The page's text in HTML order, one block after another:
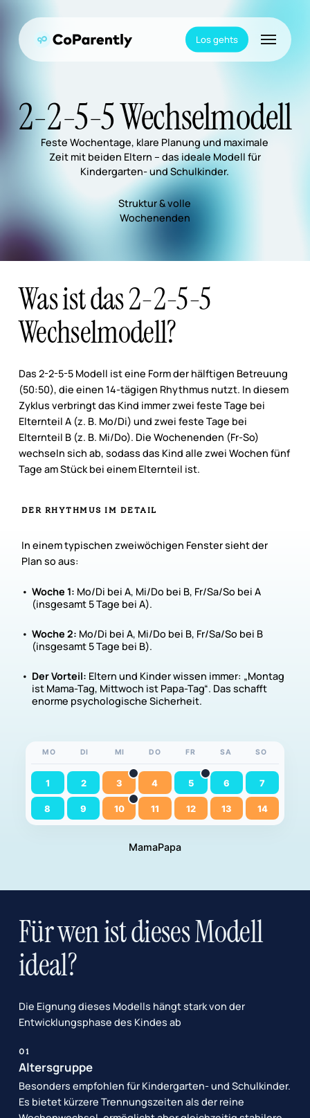
main
content
Los gehts Menu
2-2-5-5 Wechselmodell
Feste Wochentage, klare Planung und maximale
Zeit mit beiden Eltern – das ideale Modell für
Kindergarten- und Schulkinder.
Struktur & volle
Wochenenden
Was ist das 2-2-5-5
Wechselmodell?
Das 2-2-5-5 Modell ist eine Form der hälftigen Betreuung
(50:50), die einen 14-tägigen Rhythmus nutzt. In diesem
Zyklus verbringt das Kind immer zwei feste Tage bei
Elternteil A (z. B. Mo/Di) und zwei feste Tage bei
Elternteil B (z. B. Mi/Do). Die Wochenenden (Fr-So)
wechseln sich ab, sodass das Kind alle zwei Wochen fünf
Tage am Stück bei einem Elternteil ist.
DER RHYTHMUS IM DETAIL
In einem typischen zweiwöchigen Fenster sieht der
Plan so aus:
Woche 1: Mo/Di bei A, Mi/Do bei B, Fr/Sa/So bei A
(insgesamt 5 Tage bei A).
Woche 2: Mo/Di bei A, Mi/Do bei B, Fr/Sa/So bei B
(insgesamt 5 Tage bei B).
Der Vorteil: Eltern und Kinder wissen immer: „Montag
ist Mama-Tag, Mittwoch ist Papa-Tag“. Das schafft
enorme psychologische Sicherheit.
MO DI MI DO FR SA SO
1 2 3 4 5 6 7
8 9 10 11 12 13 14
MamaPapa
Für wen ist dieses Modell
ideal?
Die Eignung dieses Modells hängt stark von der
Entwicklungsphase des Kindes ab
01
Altersgruppe
Besonders empfohlen für Kindergarten- und Schulkinder.
Es bietet kürzere Trennungszeiten als der reine